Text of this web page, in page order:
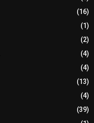
(16)
(1)
(2)
(4)
(4)
(13)
(4)
(39)